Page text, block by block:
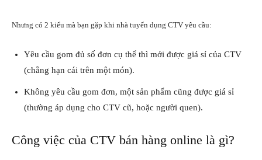
Nhưng có 2 kiểu mà bạn gặp khi nhà tuyển dụng CTV yêu cầu:
Yêu cầu gom đủ số đơn cụ thể thì mới được giá sỉ của CTV
(chẳng hạn cái trên một món).
Không yêu cầu gom đơn, một sản phẩm cũng được giá sỉ
(thường áp dụng cho CTV cũ, hoặc người quen).
Công việc của CTV bán hàng online là gì?